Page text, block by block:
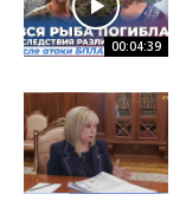
00:04:39